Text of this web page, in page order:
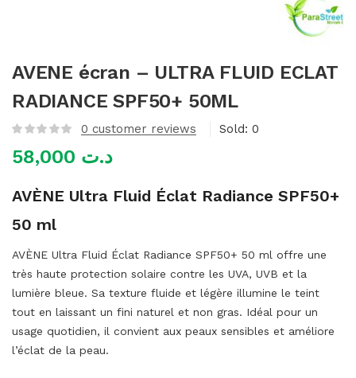
AVENE écran – ULTRA FLUID ECLAT
RADIANCE SPF50+ 50ML
0 customer reviews Sold: 0
د.ت
AVÈNE Ultra Fluid Éclat Radiance SPF50+
50 ml
AVÈNE Ultra Fluid Éclat Radiance SPF50+ 50 ml offre une
très haute protection solaire contre les UVA, UVB et la
lumière bleue. Sa texture fluide et légère illumine le teint
tout en laissant un fini naturel et non gras. Idéal pour un
usage quotidien, il convient aux peaux sensibles et améliore
l’éclat de la peau.